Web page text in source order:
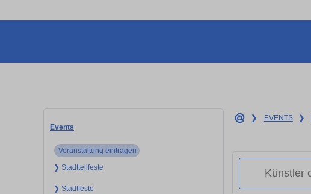
Events
Veranstaltung eintragen
❯ Stadtteilfeste
❯ Stadtfeste
❯ EVENTS ❯